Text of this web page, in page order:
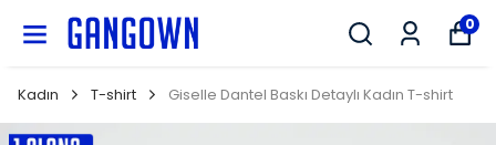
0
Kadın T-shirt Giselle Dantel Baskı Detaylı Kadın T-shirt